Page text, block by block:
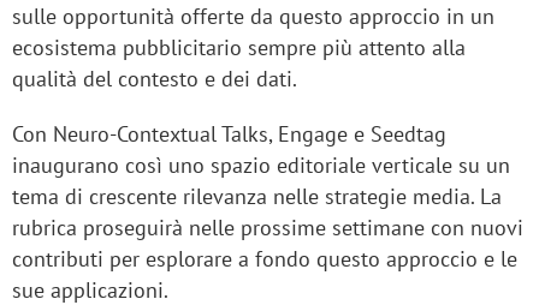
sulle opportunità offerte da questo approccio in un
ecosistema pubblicitario sempre più attento alla
qualità del contesto e dei dati.
Con Neuro-Contextual Talks, Engage e Seedtag
inaugurano così uno spazio editoriale verticale su un
tema di crescente rilevanza nelle strategie media. La
rubrica proseguirà nelle prossime settimane con nuovi
contributi per esplorare a fondo questo approccio e le
sue applicazioni.